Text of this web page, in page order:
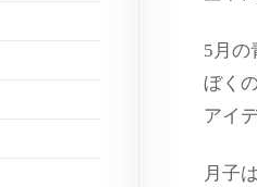
5月の
ぼく
アイ
月子